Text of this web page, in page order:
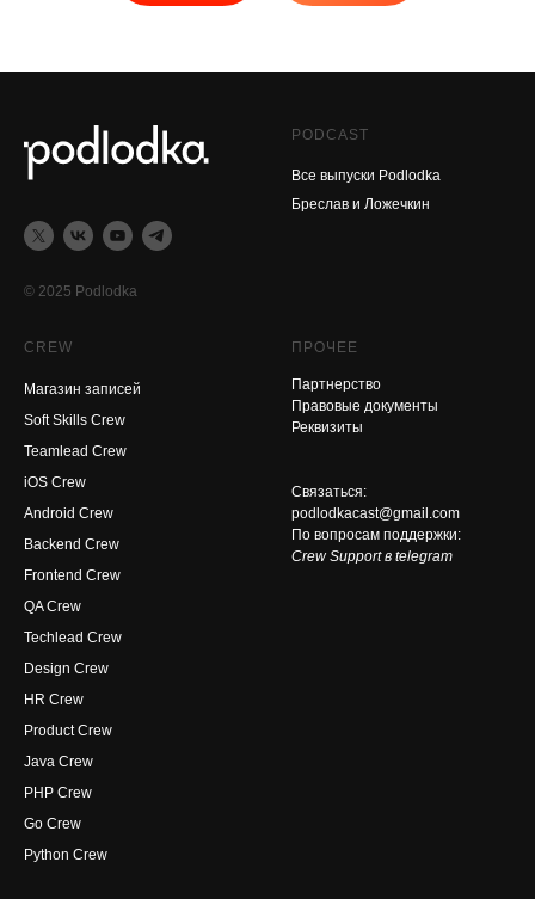
© 2025 Podlodka
PODCAST
Все выпуски Podlodka
Бреслав и Ложечкин
CREW
Магазин записей
Soft Skills Crew
Teamlead Crew
iOS Crew
Android Crew
Backend Crew
Frontend Crew
QA Crew
Techlead Crew
Design Crew
HR Crew
Product Crew
Java Crew
PHP Crew
Go Crew
Python Crew
ПРОЧЕЕ
Партнерство
Правовые документы
Реквизиты
Связаться:
podlodkacast@gmail.com
По вопросам поддержки:
Crew Support в telegram